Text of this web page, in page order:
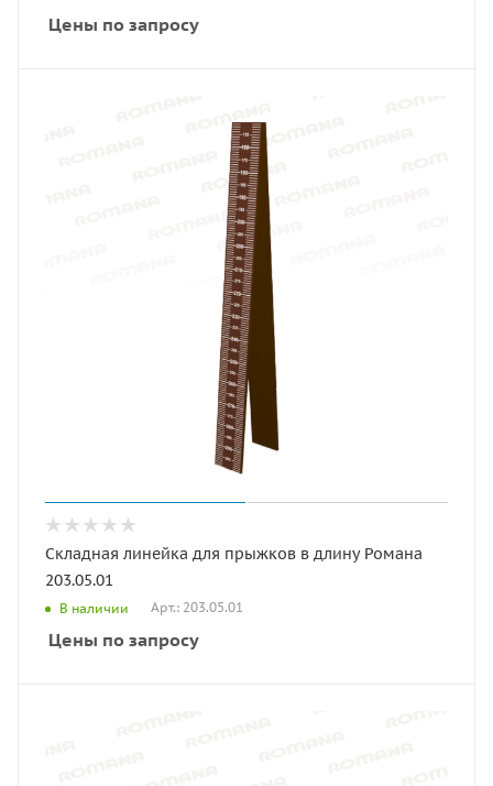
Цены по запросу
Складная линейка для прыжков в длину Романа
203.05.01
В наличии Арт.: 203.05.01
Цены по запросу